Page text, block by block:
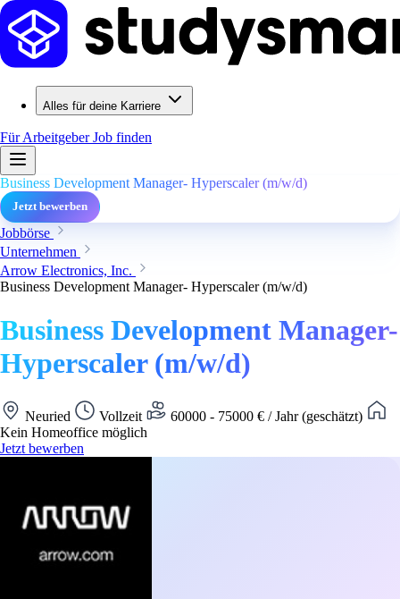
Alles für deine Karriere
Für ArbeitgeberJob finden
Business Development Manager- Hyperscaler (m/w/d)
Jetzt bewerben
Jobbörse
Unternehmen
Arrow Electronics, Inc.
Business Development Manager- Hyperscaler (m/w/d)
Business Development Manager-
Hyperscaler (m/w/d)
Neuried Vollzeit
60000 - 75000 € / Jahr (geschätzt)
Kein Homeoffice möglich
Jetzt bewerben